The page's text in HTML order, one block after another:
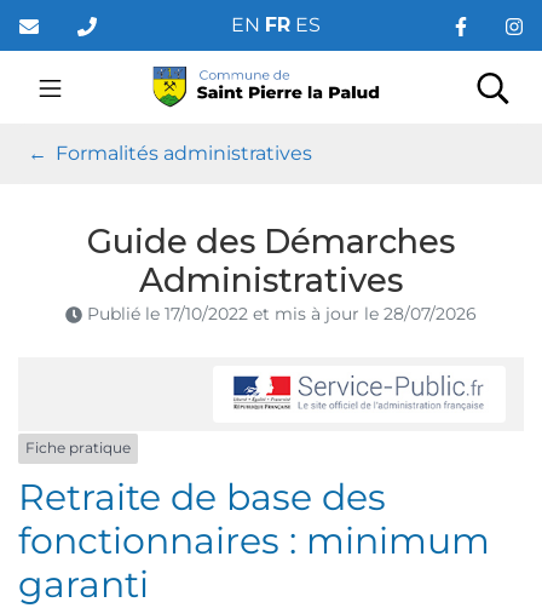
Aller
au
contenu
EN FR ES
Saint Pierre la Palud
Formalités administratives
Guide des Démarches
Administratives
Publié le 17/10/2022 et mis à jour le 28/07/2026
Fiche pratique
Retraite de base des
fonctionnaires : minimum
garanti